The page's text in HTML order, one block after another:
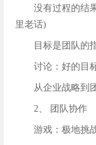
没有过程的结
里老话)
目标是团队的
讨论：好的目
从企业战略到
2、 团队协作
游戏：极地挑